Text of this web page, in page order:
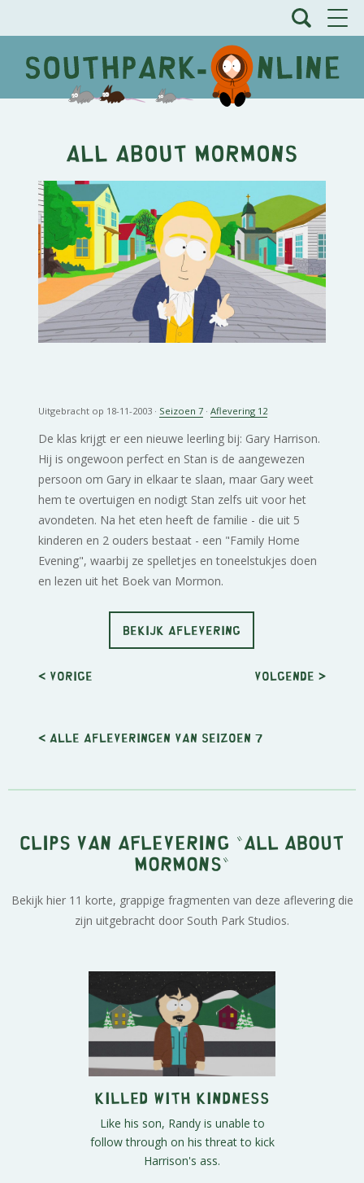
All About Mormons
Uitgebracht op 18-11-2003 · Seizoen 7 ·Aflevering 12
De klas krijgt er een nieuwe leerling bij: Gary Harrison.
Hij is ongewoon perfect en Stan is de aangewezen
persoon om Gary in elkaar te slaan, maar Gary weet
hem te overtuigen en nodigt Stan zelfs uit voor het
avondeten. Na het eten heeft de familie - die uit 5
kinderen en 2 ouders bestaat - een "Family Home
Evening", waarbij ze spelletjes en toneelstukjes doen
en lezen uit het Boek van Mormon.
BEKIJK AFLEVERING
< Vorige Volgende >
< Alle afleveringen van seizoen 7
Clips van aflevering "All About
Mormons"
Bekijk hier 11 korte, grappige fragmenten van deze aflevering die
zijn uitgebracht door South Park Studios.
Killed with Kindness
Like his son, Randy is unable to
follow through on his threat to kick
Harrison's ass.